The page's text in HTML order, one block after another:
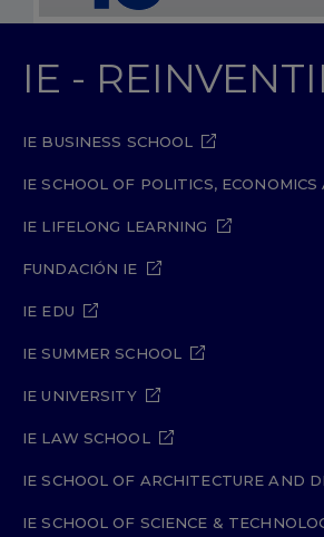
IE -
IE BUSINESS SCHOOL
IE SCHOOL OF POLITICS,
IE LIFELONG LEARNING
FUNDACIÓN IE
IE EDU
IE SUMMER SCHOOL
IE UNIVERSITY
IE LAW SCHOOL
IE SCHOOL OF ARCHITECTURE AND
IE SCHOOL OF SCIENCE &